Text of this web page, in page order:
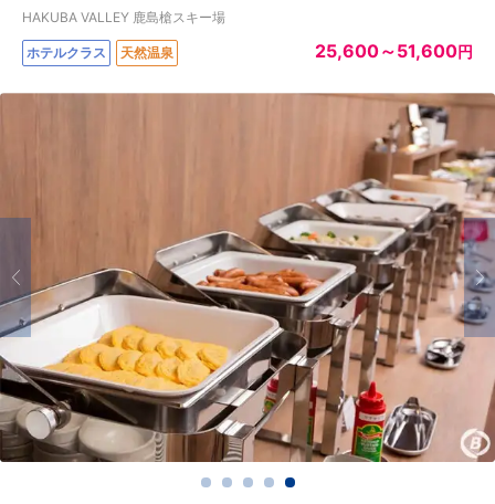
HAKUBA VALLEY 鹿島槍スキー場
ホテルクラス 天然温泉 25,600～51,600円